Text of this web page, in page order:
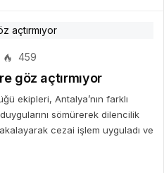
459
göz açtırmıyor
ekipleri, Antalya’nın farklı
sömürerek dilencilik
cezai işlem uyguladı ve